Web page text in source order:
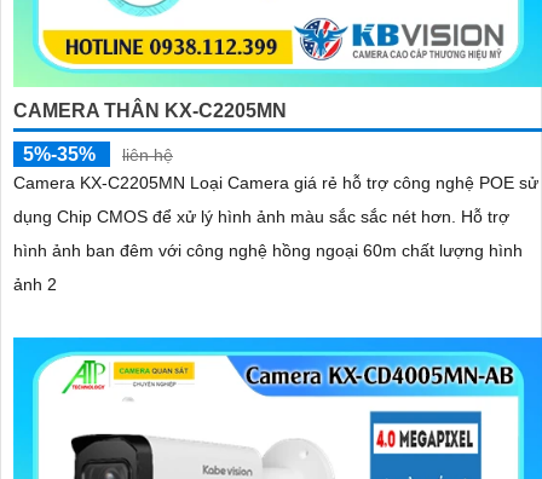
CAMERA THÂN KX-C2205MN
5%-35%
liên hệ
Camera KX-C2205MN Loại Camera giá rẻ hỗ trợ công nghệ POE sử
dụng Chip CMOS để xử lý hình ảnh màu sắc sắc nét hơn. Hỗ trợ
hình ảnh ban đêm với công nghệ hồng ngoại 60m chất lượng hình
ảnh 2